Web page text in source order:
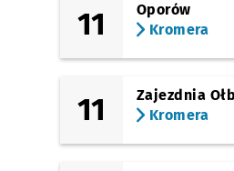
Pl. Staszica (Park
Staszica)
(pl. Powstańców
(Słowiańska)
Słowiańska
11
Oporów
Kromera
11
Zajezdnia
Kromera